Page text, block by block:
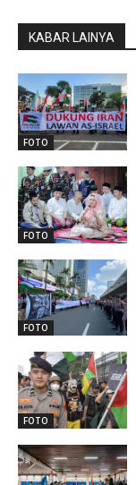
KABAR LAINYA
FOTO
FOTO
FOTO
FOTO